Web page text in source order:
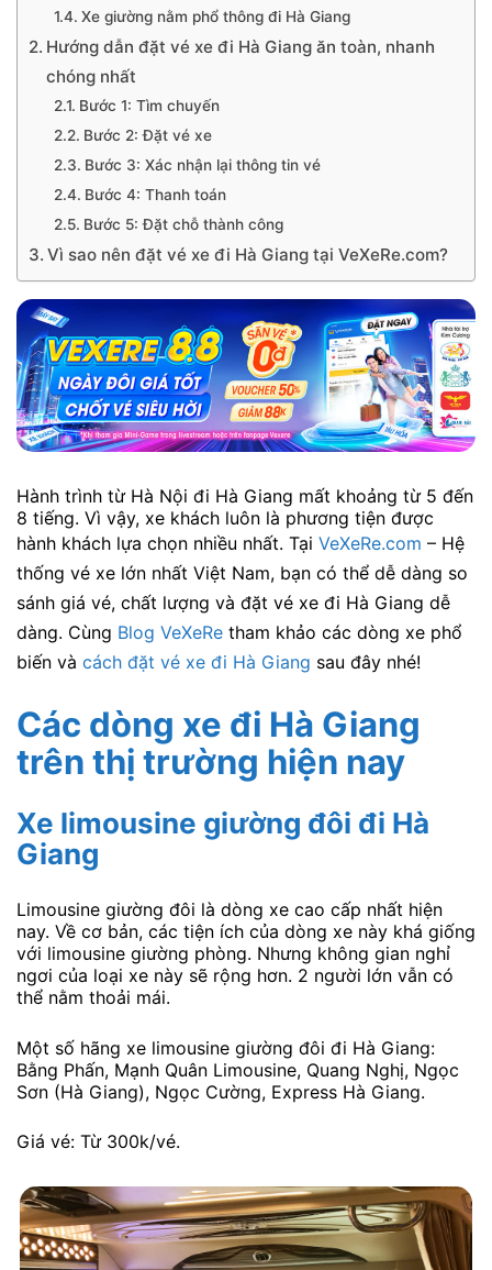
Xe giường nằm phổ thông đi Hà Giang
Hướng dẫn đặt vé xe đi Hà Giang ăn toàn, nhanh
chóng nhất
Bước 1: Tìm chuyến
Bước 2: Đặt vé xe
Bước 3: Xác nhận lại thông tin vé
Bước 4: Thanh toán
Bước 5: Đặt chỗ thành công
Vì sao nên đặt vé xe đi Hà Giang tại VeXeRe.com?
Hành trình từ Hà Nội đi Hà Giang mất khoảng từ 5 đến
8 tiếng. Vì vậy, xe khách luôn là phương tiện được
hành khách lựa chọn nhiều nhất. Tại VeXeRe.com – Hệ
thống vé xe lớn nhất Việt Nam, bạn có thể dễ dàng so
sánh giá vé, chất lượng và đặt vé xe đi Hà Giang dễ
dàng. Cùng Blog VeXeRe tham khảo các dòng xe phổ
biến và cách đặt vé xe đi Hà Giang sau đây nhé!
Các dòng xe đi Hà Giang
trên thị trường hiện nay
Xe limousine giường đôi đi Hà
Giang
Limousine giường đôi là dòng xe cao cấp nhất hiện
nay. Về cơ bản, các tiện ích của dòng xe này khá giống
với limousine giường phòng. Nhưng không gian nghỉ
ngơi của loại xe này sẽ rộng hơn. 2 người lớn vẫn có
thể nằm thoải mái.
Một số hãng xe limousine giường đôi đi Hà Giang:
Bằng Phấn, Mạnh Quân Limousine, Quang Nghị, Ngọc
Sơn (Hà Giang), Ngọc Cường, Express Hà Giang.
Giá vé: Từ 300k/vé.